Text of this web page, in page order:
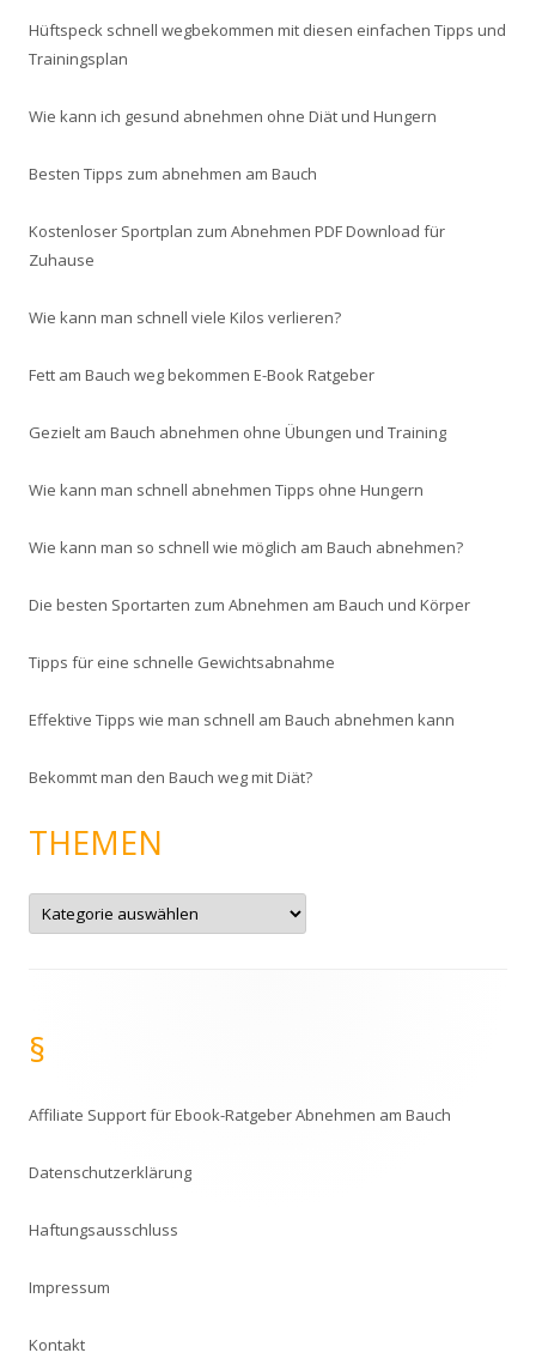
Hüftspeck schnell wegbekommen mit diesen einfachen Tipps und
Trainingsplan
Wie kann ich gesund abnehmen ohne Diät und Hungern
Besten Tipps zum abnehmen am Bauch
Kostenloser Sportplan zum Abnehmen PDF Download für
Zuhause
Wie kann man schnell viele Kilos verlieren?
Fett am Bauch weg bekommen E-Book Ratgeber
Gezielt am Bauch abnehmen ohne Übungen und Training
Wie kann man schnell abnehmen Tipps ohne Hungern
Wie kann man so schnell wie möglich am Bauch abnehmen?
Die besten Sportarten zum Abnehmen am Bauch und Körper
Tipps für eine schnelle Gewichtsabnahme
Effektive Tipps wie man schnell am Bauch abnehmen kann
Bekommt man den Bauch weg mit Diät?
THEMEN
T
e
§
Affiliate Support für Ebook-Ratgeber Abnehmen am Bauch
Datenschutzerklärung
Haftungsausschluss
Impressum
Kontakt